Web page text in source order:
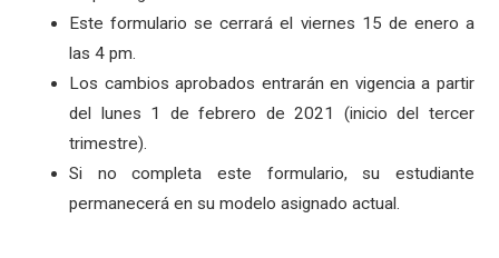
Este formulario se cerrará el viernes 15 de enero a
las 4 pm.
Los cambios aprobados entrarán en vigencia a partir
del lunes 1 de febrero de 2021 (inicio del tercer
trimestre).
Si no completa este formulario, su estudiante
permanecerá en su modelo asignado actual.